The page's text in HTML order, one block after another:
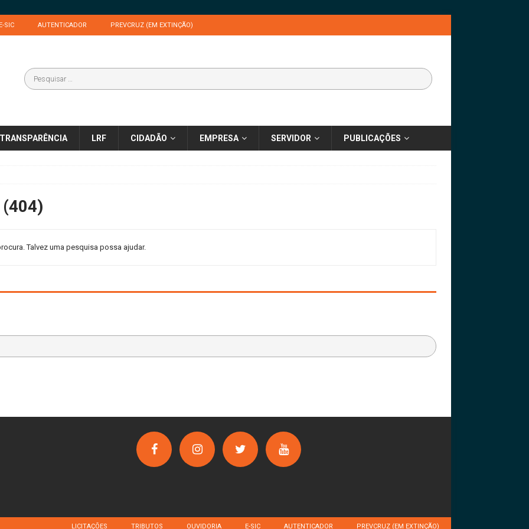
SIC AUTENTICADOR PREVCRUZ (EM EXTINÇÃO)
TRANSPARÊNCIA LRF CIDADÃO EMPRESA SERVIDOR PUBLICAÇÕES
Talvez uma pesquisa possa ajudar.
LICITAÇÕES TRIBUTOS OUVIDORIA E-SIC AUTENTICADOR PREVCRUZ (EM EXTINÇÃO)